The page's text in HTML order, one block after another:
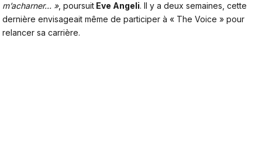
m’acharner… », poursuit Eve Angeli. Il y a deux semaines, cette
dernière envisageait même de participer à « The Voice » pour
relancer sa carrière.